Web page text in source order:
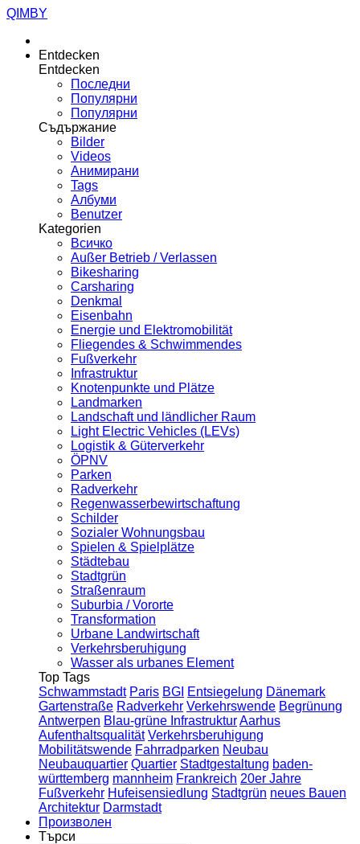
QIMBY
Entdecken
Entdecken
Последни
Популярни
Популярни
Съдържание
Bilder
Videos
Анимирани
Tags
Албуми
Benutzer
Kategorien
Всичко
Außer Betrieb / Verlassen
Bikesharing
Carsharing
Denkmal
Eisenbahn
Energie und Elektromobilität
Fliegendes & Schwimmendes
Fußverkehr
Infrastruktur
Knotenpunkte und Plätze
Landmarken
Landschaft und ländlicher Raum
Light Electric Vehicles (LEVs)
Logistik & Güterverkehr
ÖPNV
Parken
Radverkehr
Regenwasserbewirtschaftung
Schilder
Sozialer Wohnungsbau
Spielen & Spielplätze
Städtebau
Stadtgrün
Straßenraum
Suburbia / Vororte
Transformation
Urbane Landwirtschaft
Verkehrsberuhigung
Wasser als urbanes Element
Top Tags
Schwammstadt Paris BGI Entsiegelung Dänemark
Gartenstraße Radverkehr Verkehrswende Begrünung
Antwerpen Blau-grüne InfrastrukturAarhus
Aufenthaltsqualität Verkehrsberuhigung
Mobilitätswende Fahrradparken Neubau
Neubauquartier Quartier Stadtgestaltung baden-
württemberg mannheim Frankreich 20er Jahre
Fußverkehr Hufeisensiedlung Stadtgrün neues Bauen
Architektur Darmstadt
Произволен
Търси